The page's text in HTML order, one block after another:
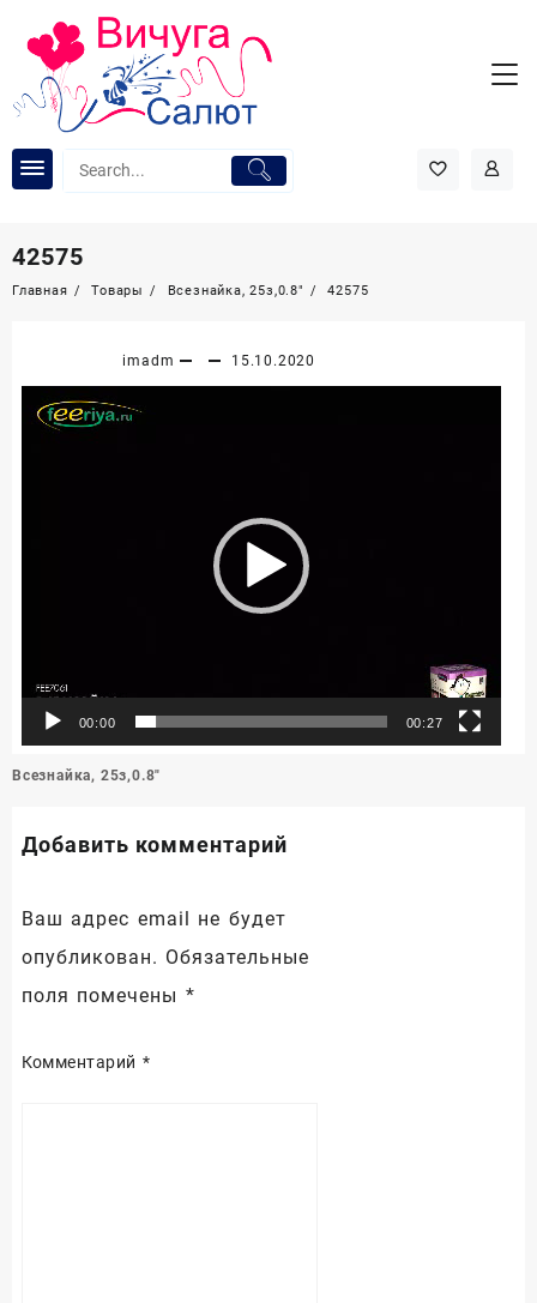
содержимому
42575
Главная Товары Всезнайка, 25з,0.8″ 42575
imadm 15.10.2020
00:00 00:27
Навигация
Всезнайка, 25з,0.8″
Добавить комментарий
Ваш адрес email не будет
опубликован. Обязательные
поля помечены *
Комментарий *